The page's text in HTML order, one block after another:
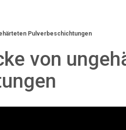
Pulverbeschichtungen
von